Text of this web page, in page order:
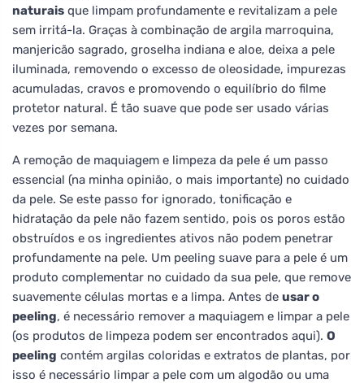
naturais que limpam profundamente e revitalizam a pele
sem irritá-la. Graças à combinação de argila marroquina,
manjericão sagrado, groselha indiana e aloe, deixa a pele
iluminada, removendo o excesso de oleosidade, impurezas
acumuladas, cravos e promovendo o equilíbrio do filme
protetor natural. É tão suave que pode ser usado várias
vezes por semana.
A remoção de maquiagem e limpeza da pele é um passo
essencial (na minha opinião, o mais importante) no cuidado
da pele. Se este passo for ignorado, tonificação e
hidratação da pele não fazem sentido, pois os poros estão
obstruídos e os ingredientes ativos não podem penetrar
profundamente na pele. Um peeling suave para a pele é um
produto complementar no cuidado da sua pele, que remove
suavemente células mortas e a limpa. Antes de usar o
peeling, é necessário remover a maquiagem e limpar a pele
(os produtos de limpeza podem ser encontrados aqui). O
peeling contém argilas coloridas e extratos de plantas, por
isso é necessário limpar a pele com um algodão ou uma